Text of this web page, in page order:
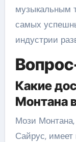
музыкальным
самых
индустрии
Какие
Монтана
Мози
Сайрус,